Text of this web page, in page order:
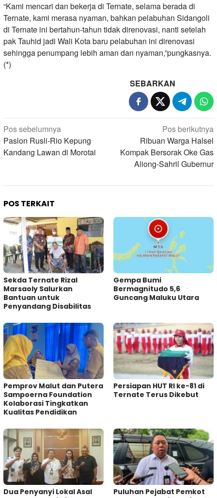
“Kami mencari dan bekerja di Ternate, selama berada di
Ternate, kami merasa nyaman, bahkan pelabuhan Sidangoli
di Ternate ini bertahun-tahun tidak direnovasi, nanti setelah
pak Tauhid jadi Wali Kota baru pelabuhan ini direnovasi
sehingga penumpang lebih aman dan nyaman,”pungkasnya.
(*)
SEBARKAN
Navigasi
pos
Pos sebelumnya
Paslon Rusli-Rio Kepung
Kandang Lawan di Morotai
Pos berikutnya
Ribuan Warga Halsel
Kompak Bersorak Oke Gas
Aliong-Sahril Gubernur
POS TERKAIT
Sekda Ternate Rizal
Marsaoly Salurkan
Bantuan untuk
Penyandang Disabilitas
Gempa Bumi
Bermagnitudo 5,6
Guncang Maluku Utara
Pemprov Malut dan Putera
Sampoerna Foundation
Kolaborasi Tingkatkan
Kualitas Pendidikan
Persiapan HUT RI ke-81 di
Ternate Terus Dikebut
Dua Penyanyi Lokal Asal
Puluhan Pejabat Pemkot